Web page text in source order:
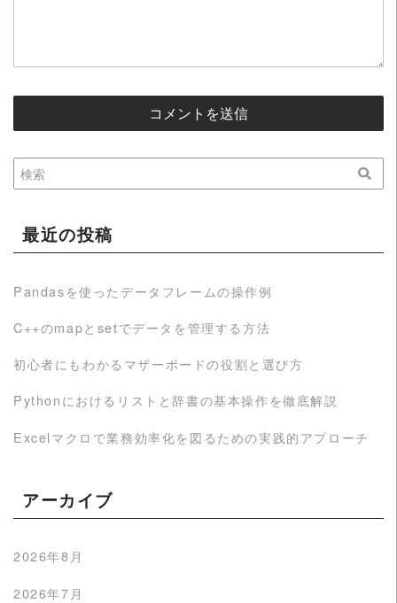
最近の投稿
Pandasを使ったデータフレームの操作例
C++のmapとsetでデータを管理する方法
初心者にもわかるマザーボードの役割と選び方
Pythonにおけるリストと辞書の基本操作を徹底解説
Excelマクロで業務効率化を図るための実践的アプローチ
アーカイブ
2026年8月
2026年7月